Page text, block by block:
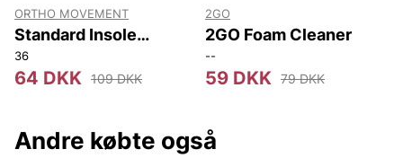
ORTHO MOVEMENT
Standard Insole
Summer
36
64 DKK 109 DKK
2GO
2GO Foam Cleaner
--
59 DKK 79 DKK
Andre købte også